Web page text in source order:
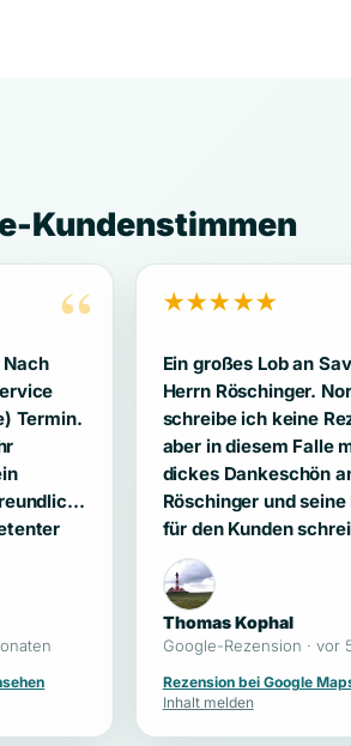
Kundenstimmen
“
Termin.
!
★★★★★
Ein großes Lob an
Herrn Röschinger.
schreibe ich keine
aber in diesem Falle
dickes Dankeschön
Röschinger und
für den Kunden
Kontaktaufnahme über
Projektierung für ein
zur Bestell- und
klappte alles
Fragen immer sofort
Thomas Kophal
Google-Rezension · vor
Rezension bei Google
Inhalt melden